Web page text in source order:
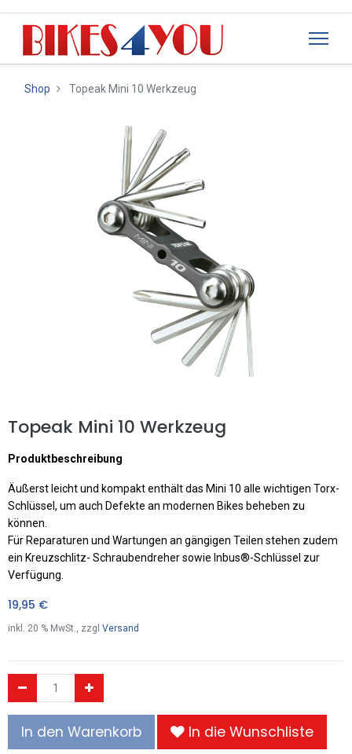
Shop Topeak Mini 10 Werkzeug
Topeak Mini 10 Werkzeug
Produktbeschreibung
Äußerst leicht und kompakt enthält das Mini 10 alle wichtigen Torx-
Schlüssel, um auch Defekte an modernen Bikes beheben zu
können.
Für Reparaturen und Wartungen an gängigen Teilen stehen zudem
ein Kreuzschlitz- Schraubendreher sowie Inbus®-Schlüssel zur
Verfügung.
19,95 €
inkl. 20 % MwSt., zzgl Versand
In den Warenkorb In die Wunschliste